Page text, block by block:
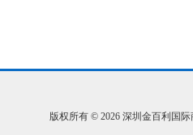
版权所有 © 2026 深圳金百利国